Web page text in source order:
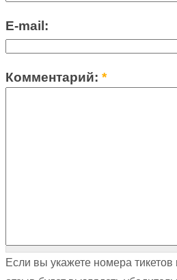
E-mail:
Комментарий:*
Если вы укажете номера